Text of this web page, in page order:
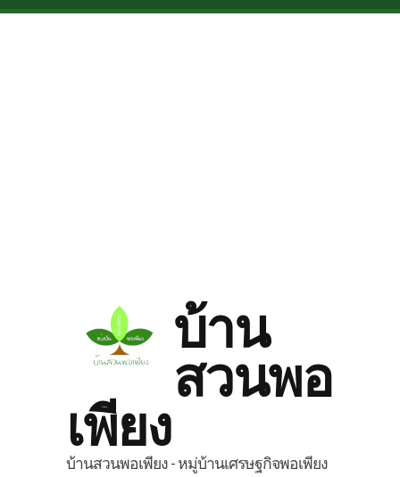
Skip to main content
บ้าน
สวนพอ
เพียง
บ้านสวนพอเพียง - หมู่บ้านเศรษฐกิจพอเพียง